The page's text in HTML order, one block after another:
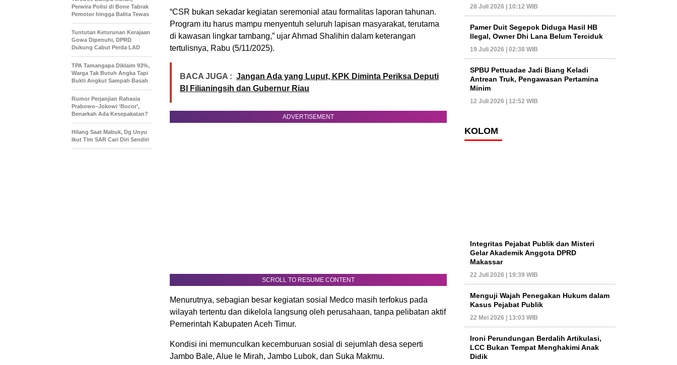
“CSR bukan sekadar kegiatan seremonial atau formalitas laporan tahunan.
Program itu harus mampu menyentuh seluruh lapisan masyarakat, terutama
di kawasan lingkar tambang,” ujar Ahmad Shalihin dalam keterangan
tertulisnya, Rabu (5/11/2025).
BACA JUGA : Jangan Ada yang Luput, KPK Diminta Periksa Deputi
BI Filianingsih dan Gubernur Riau
ADVERTISEMENT
SCROLL TO RESUME CONTENT
Menurutnya, sebagian besar kegiatan sosial Medco masih terfokus pada
wilayah tertentu dan dikelola langsung oleh perusahaan, tanpa pelibatan aktif
Pemerintah Kabupaten Aceh Timur.
Kondisi ini memunculkan kecemburuan sosial di sejumlah desa seperti
Jambo Bale, Alue Ie Mirah, Jambo Lubok, dan Suka Makmu.
Perwira Polisi di Bone Tabrak
Pemotor hingga Balita Tewas
Tuntutan Keturunan Kerajaan
Gowa Dipenuhi, DPRD
Dukung Cabut Perda LAD
TPA Tamangapa Diklaim 93%,
Warga Tak Butuh Angka Tapi
Bukti Angkut Sampah Basah
Rumor Perjanjian Rahasia
Prabowo–Jokowi ‘Bocor’,
Benarkah Ada Kesepakatan?
Hilang Saat Mabuk, Dg Unyu
Ikut Tim SAR Cari Diri Sendiri
28 Juli 2026 | 10:12 WIB
Pamer Duit Segepok Diduga Hasil HB
Ilegal, Owner Dhi Lana Belum Terciduk
19 Juli 2026 | 02:38 WIB
SPBU Pettuadae Jadi Biang Keladi
Antrean Truk, Pengawasan Pertamina
Minim
12 Juli 2026 | 12:52 WIB
KOLOM
Integritas Pejabat Publik dan Misteri
Gelar Akademik Anggota DPRD
Makassar
22 Juli 2026 | 19:39 WIB
Menguji Wajah Penegakan Hukum dalam
Kasus Pejabat Publik
22 Mei 2026 | 13:03 WIB
Ironi Perundungan Berdalih Artikulasi,
LCC Bukan Tempat Menghakimi Anak
Didik